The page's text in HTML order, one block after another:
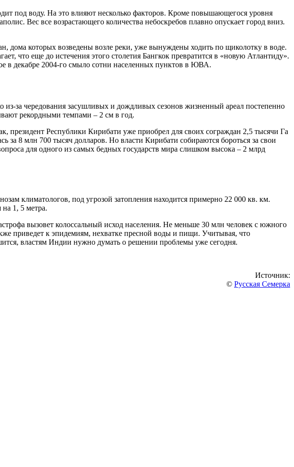
под воду. На это влияют несколько факторов. Кроме повышающегося уровня
Вес все возрастающего количества небоскребов плавно опускает город вниз.
дома которых возведены возле реки, уже вынуждены ходить по щиколотку в воде.
что еще до истечения этого столетия Бангкок превратится в «новую Атлантиду».
в декабре 2004-го смыло сотни населенных пунктов в ЮВА.
из-за чередования засушливых и дождливых сезонов жизненный ареал постепенно
рекордными темпами – 2 см в год.
президент Республики Кирибати уже приобрел для своих сограждан 2,5 тысячи Га
за 8 млн 700 тысяч долларов. Но власти Кирибати собираются бороться за свои
для одного из самых бедных государств мира слишком высока – 2 млрд
климатологов, под угрозой затопления находится примерно 22 000 кв. км.
1, 5 метра.
вызовет колоссальный исход населения. Не меньше 30 млн человек с южного
приведет к эпидемиям, нехватке пресной воды и пищи. Учитывая, что
властям Индии нужно думать о решении проблемы уже сегодня.
Источник:
© Русская Семерка